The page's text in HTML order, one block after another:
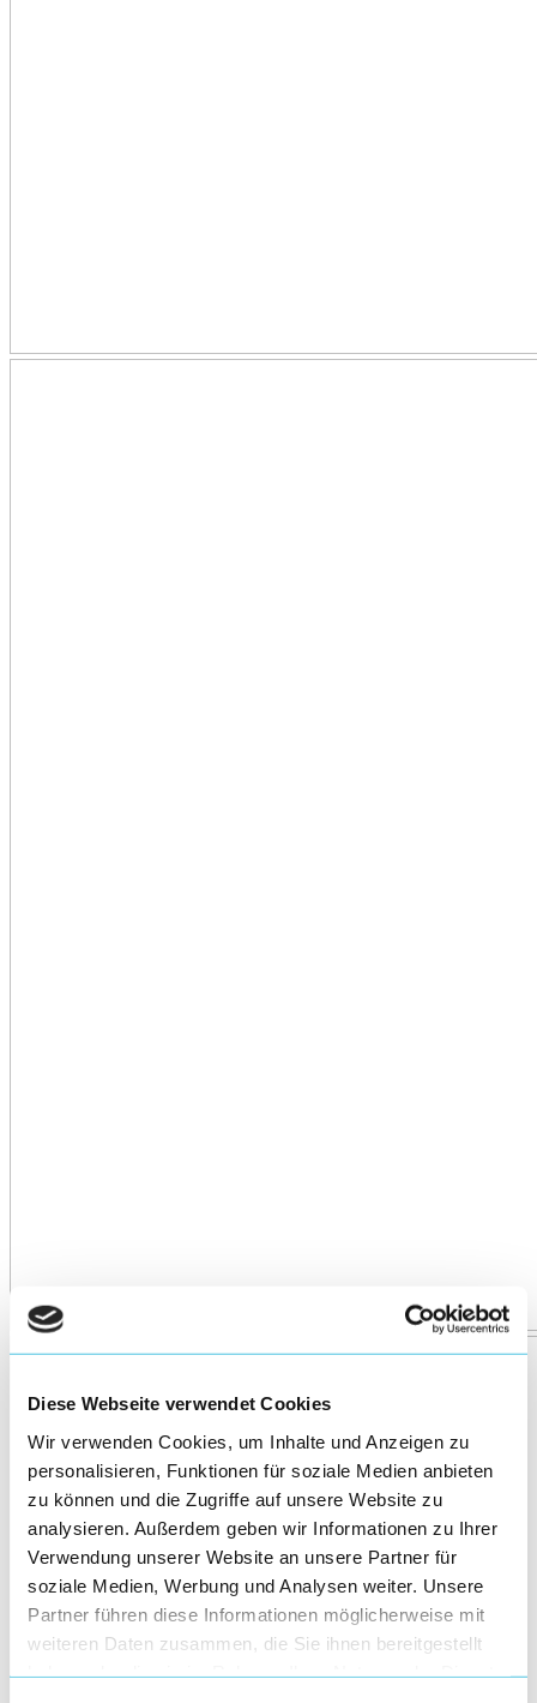
Diese Webseite verwendet Cookies
Wir verwenden Cookies, um Inhalte und Anzeigen zu
personalisieren, Funktionen für soziale Medien anbieten
zu können und die Zugriffe auf unsere Website zu
analysieren. Außerdem geben wir Informationen zu Ihrer
Verwendung unserer Website an unsere Partner für
soziale Medien, Werbung und Analysen weiter. Unsere
Partner führen diese Informationen möglicherweise mit
weiteren Daten zusammen, die Sie ihnen bereitgestellt